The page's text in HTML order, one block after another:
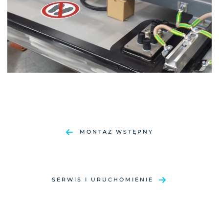
MONTAŻ WSTĘPNY
SERWIS I URUCHOMIENIE